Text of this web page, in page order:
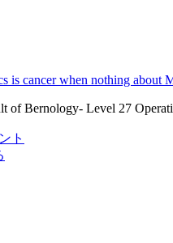
is cancer when nothing about
of Bernology- Level 27
ト